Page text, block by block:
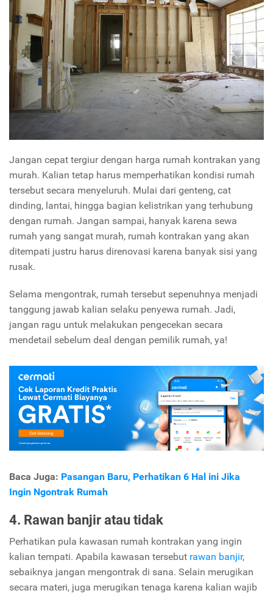
Jangan cepat tergiur dengan harga rumah kontrakan yang
murah. Kalian tetap harus memperhatikan kondisi rumah
tersebut secara menyeluruh. Mulai dari genteng, cat
dinding, lantai, hingga bagian kelistrikan yang terhubung
dengan rumah. Jangan sampai, hanyak karena sewa
rumah yang sangat murah, rumah kontrakan yang akan
ditempati justru harus direnovasi karena banyak sisi yang
rusak.
Selama mengontrak, rumah tersebut sepenuhnya menjadi
tanggung jawab kalian selaku penyewa rumah. Jadi,
jangan ragu untuk melakukan pengecekan secara
mendetail sebelum deal dengan pemilik rumah, ya!
Baca Juga: Pasangan Baru, Perhatikan 6 Hal ini Jika
Ingin Ngontrak Rumah
4. Rawan banjir atau tidak
Perhatikan pula kawasan rumah kontrakan yang ingin
kalian tempati. Apabila kawasan tersebut rawan banjir,
sebaiknya jangan mengontrak di sana. Selain merugikan
secara materi, juga merugikan tenaga karena kalian wajib